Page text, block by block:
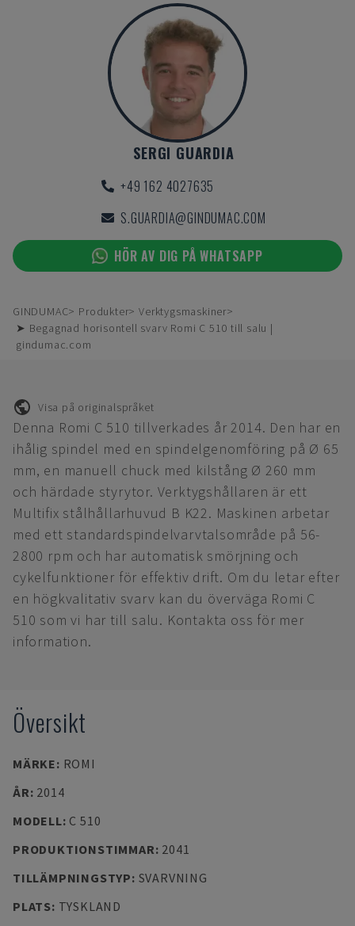
SERGI GUARDIA
+49 162 4027635
S.GUARDIA@GINDUMAC.COM
HÖR AV DIG PÅ WHATSAPP
GINDUMAC Produkter
Verktygsmaskiner
➤ Begagnad horisontell svarv Romi C 510 till salu |
gindumac.com
Visa på originalspråket
Denna Romi C 510 tillverkades år 2014. Den har en
ihålig spindel med en spindelgenomföring på Ø 65
mm, en manuell chuck med kilstång Ø 260 mm
och härdade styrytor. Verktygshållaren är ett
Multifix stålhållarhuvud B K22. Maskinen arbetar
med ett standardspindelvarvtalsområde på 56-
2800 rpm och har automatisk smörjning och
cykelfunktioner för effektiv drift. Om du letar efter
en högkvalitativ svarv kan du överväga Romi C
510 som vi har till salu. Kontakta oss för mer
information.
Översikt
MÄRKE: ROMI
ÅR: 2014
MODELL: C 510
PRODUKTIONSTIMMAR: 2041
TILLÄMPNINGSTYP: SVARVNING
PLATS: TYSKLAND